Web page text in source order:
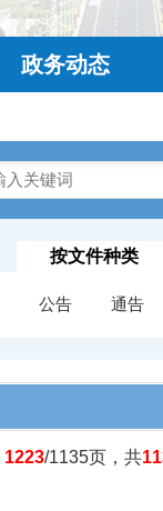
政务动态
按文件种类
公告 通告
1223/1135页，共